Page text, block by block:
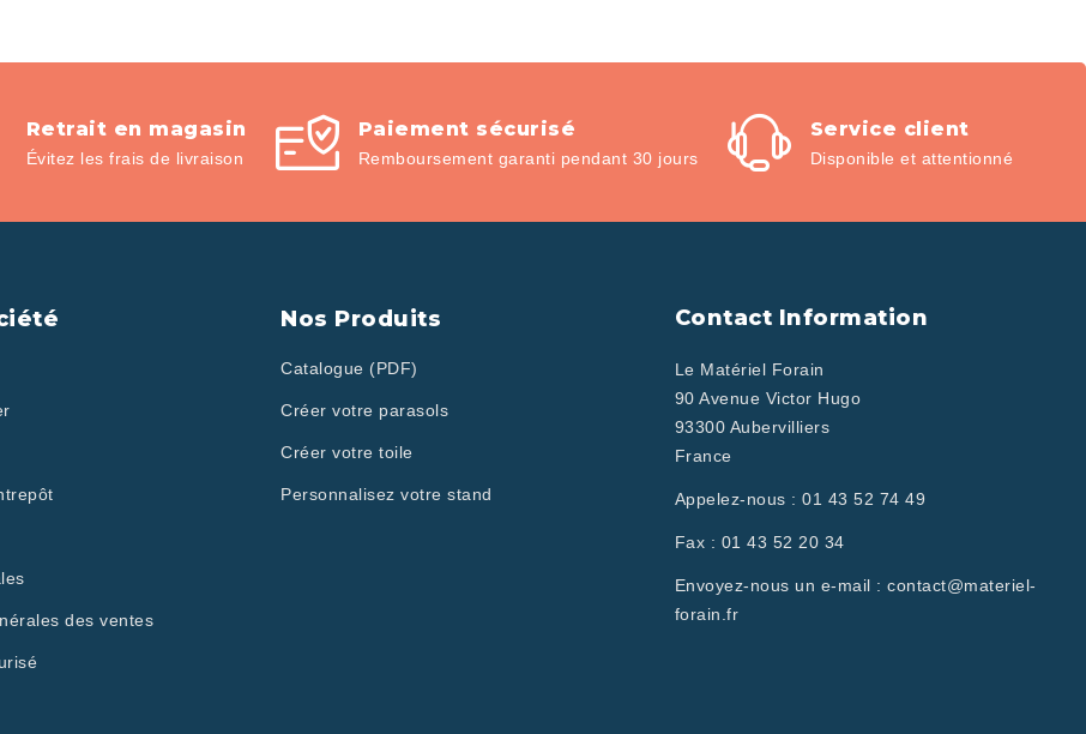
Retrait en magasin
Évitez les frais de livraison
Paiement sécurisé
Remboursement garanti pendant 30 jours
Service client
Disponible et attentionné
des ventes
Nos Produits
Catalogue (PDF)
Créer votre parasols
Créer votre toile
Personnalisez votre stand
Contact Information
Le Matériel Forain
90 Avenue Victor Hugo
93300 Aubervilliers
France
Appelez-nous : 01 43 52 74 49
Fax : 01 43 52 20 34
Envoyez-nous un e-mail : contact@materiel-
forain.fr